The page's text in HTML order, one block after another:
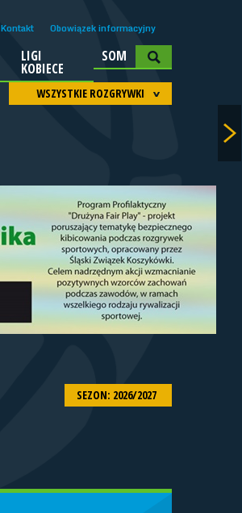
Kontakt Obowiązek informacyjny
LIGI
KOBIECE
SOM
WSZYSTKIE ROZGRYWKI
SEZON: 2026/2027